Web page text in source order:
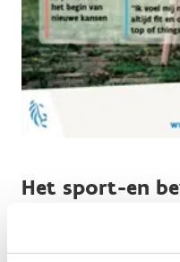
Het sport-en
Wist je dat er in elke